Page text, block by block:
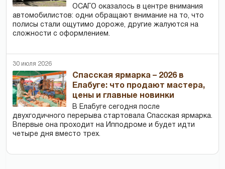
ОСАГО оказалось в центре внимания
автомобилистов: одни обращают внимание на то, что
полисы стали ощутимо дороже, другие жалуются на
сложности с оформлением.
30 июля 2026
Спасская ярмарка – 2026 в
Елабуге: что продают мастера,
цены и главные новинки
В Елабуге сегодня после
двухгодичного перерыва стартовала Спасская ярмарка.
Впервые она проходит на Ипподроме и будет идти
четыре дня вместо трех.